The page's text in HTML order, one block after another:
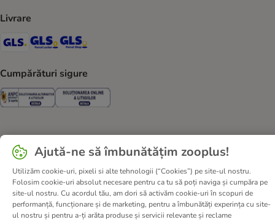
Livrare
GLS Shipping Method
GLS Locker Shipping Method
Cumpărături sigure
Security Security
Despre noi Cariere zooplus
Corporate Website
Informații legale
Termeni şi condiţii
Deșeuri și protecția mediului
Contact
Taxa şi durata de livrare
Retrageți-vă din contract aici
Metode de plată
Program de afiliere
Declarație de accesibilitate
Ajută-ne să îmbunătățim zooplus!
Utilizăm cookie-uri, pixeli si alte tehnologii (“Cookies”) pe site-ul nostru.
Folosim cookie-uri absolut necesare pentru ca tu să poți naviga și cumpăra pe
site-ul nostru. Cu acordul tău, am dori să activăm cookie-uri în scopuri de
performanță, funcționare și de marketing, pentru a îmbunătăți experința cu site-
ul nostru și pentru a-ți arăta produse și servicii relevante și reclame